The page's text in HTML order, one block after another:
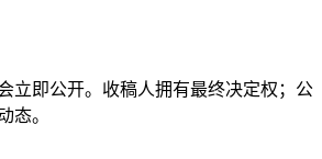
立即公开。收稿人拥有最终决定权；公
态。